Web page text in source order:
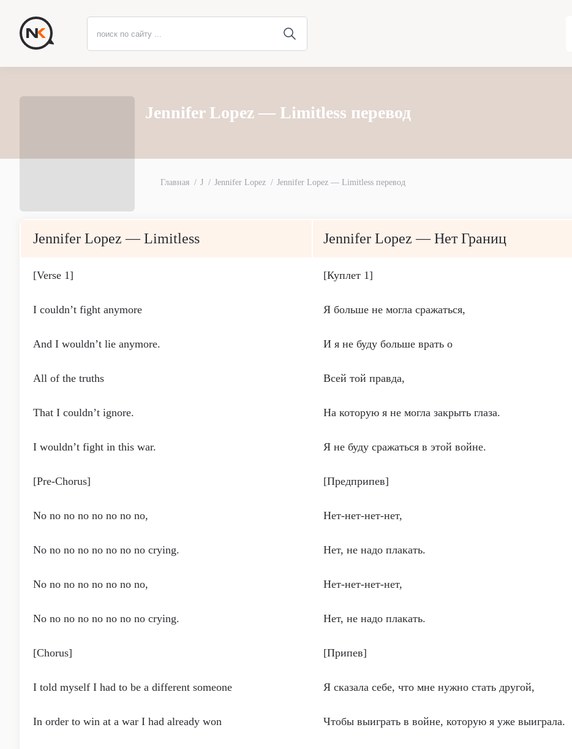
Jennifer Lopez — Limitless перевод
Главная J Jennifer Lopez Jennifer Lopez — Limitless перевод
Jennifer Lopez — Limitless Jennifer Lopez — Нет Границ
[Verse 1] [Куплет 1]
I couldn’t fight anymore Я больше не могла сражаться,
And I wouldn’t lie anymore. И я не буду больше врать о
All of the truths Всей той правда,
That I couldn’t ignore. На которую я не могла закрыть глаза.
I wouldn’t fight in this war. Я не буду сражаться в этой войне.
[Pre-Chorus] [Предприпев]
No no no no no no no no, Нет-нет-нет-нет,
No no no no no no no no crying. Нет, не надо плакать.
No no no no no no no no, Нет-нет-нет-нет,
No no no no no no no no crying. Нет, не надо плакать.
[Chorus] [Припев]
I told myself I had to be a different someone Я сказала себе, что мне нужно стать другой,
In order to win at a war I had already won Чтобы выиграть в войне, которую я уже выиграла.